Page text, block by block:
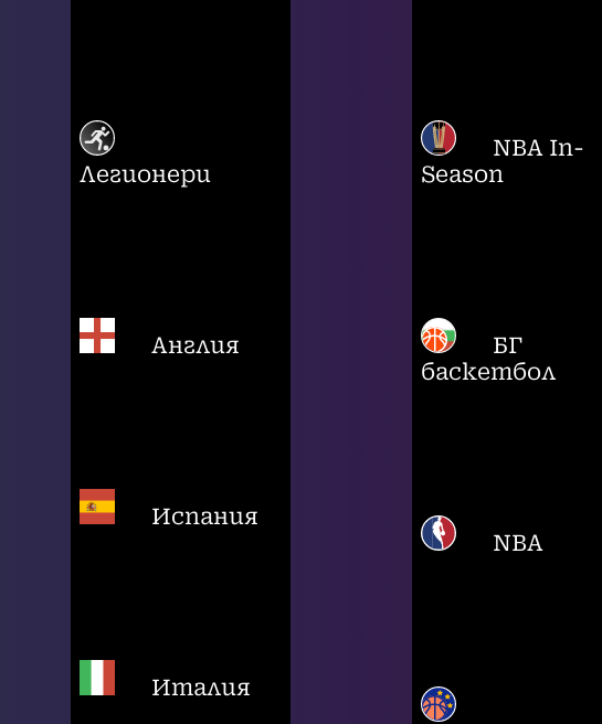
Легионери
Англия
Испания
Италия
NBA In-
Season
БГ
баскетбол
NBA